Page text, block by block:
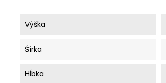
Výška
Šírka
Hĺbka